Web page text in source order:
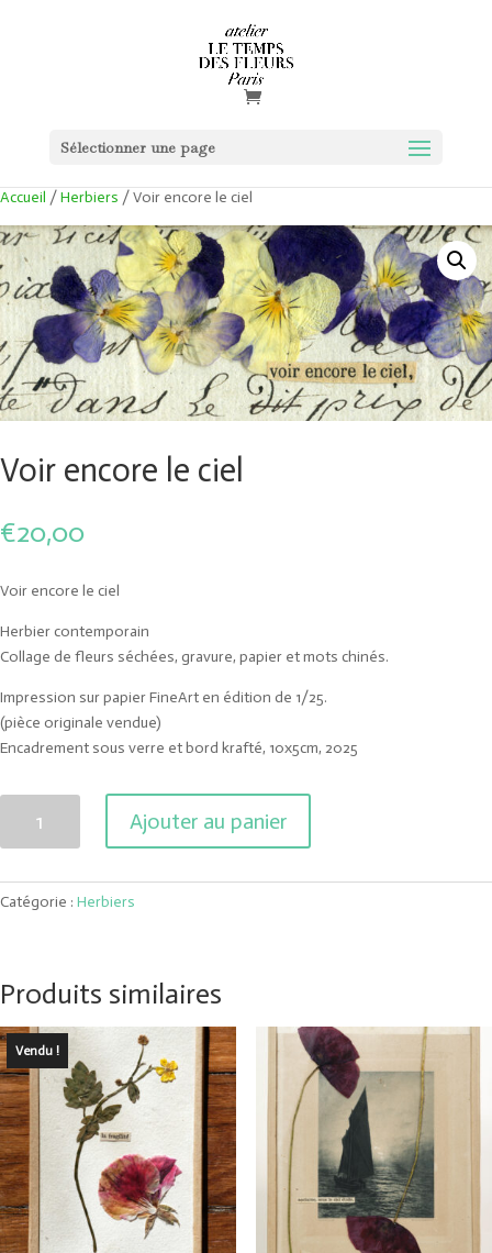
Sélectionner une page
Accueil /Herbiers / Voir encore le ciel
Voir encore le ciel
€20,00
Voir encore le ciel
Herbier contemporain
Collage de fleurs séchées, gravure, papier et mots chinés.
Impression sur papier FineArt en édition de 1/25.
(pièce originale vendue)
Encadrement sous verre et bord krafté, 10x5cm, 2025
encore
le
Ajouter au panier
Catégorie : Herbiers
Produits similaires
Vendu !